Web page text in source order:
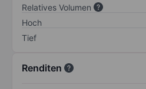
Relatives Volumen
Hoch
Tief
Renditen